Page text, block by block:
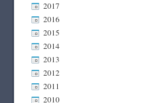
2017
2016
2015
2014
2013
2012
2011
2010